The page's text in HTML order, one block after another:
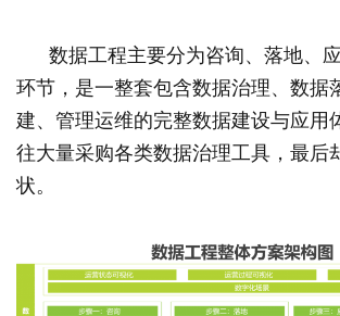
数据工程主要分为咨询、落地、
环节，是一整套包含数据治理、数据
建、管理运维的完整数据建设与应用
往大量采购各类数据治理工具，最后
状。